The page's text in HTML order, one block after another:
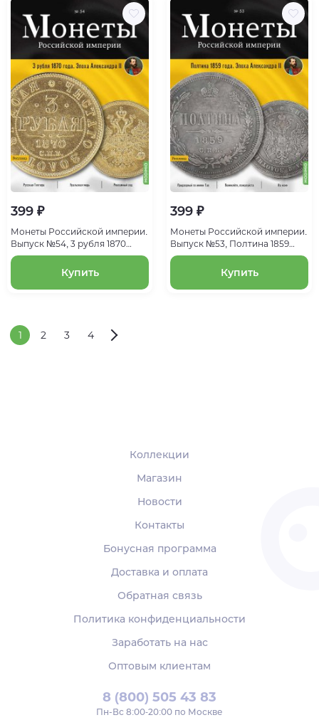
399 ₽
Монеты Российской империи.
Выпуск №54, 3 рубля 1870
года. Эпоха Александра II
Купить
399 ₽
Монеты Российской империи.
Выпуск №53, Полтина 1859
года. Эпоха Александра II
Купить
1 2 3 4
8 (800) 505 43 83
Пн‑Вс 8:00-20:00 по Москве
Коллекции
Магазин
Новости
Контакты
Бонусная программа
Доставка и оплата
Обратная связь
Политика конфиденциальности
Заработать на нас
Оптовым клиентам